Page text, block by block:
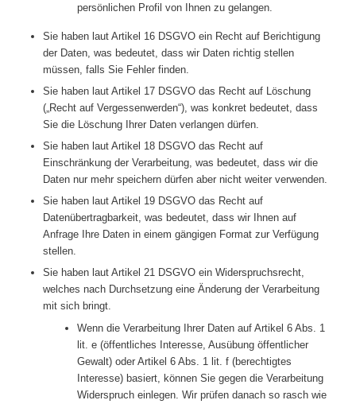
persönlichen Profil von Ihnen zu gelangen.
Sie haben laut Artikel 16 DSGVO ein Recht auf Berichtigung
der Daten, was bedeutet, dass wir Daten richtig stellen
müssen, falls Sie Fehler finden.
Sie haben laut Artikel 17 DSGVO das Recht auf Löschung
(„Recht auf Vergessenwerden“), was konkret bedeutet, dass
Sie die Löschung Ihrer Daten verlangen dürfen.
Sie haben laut Artikel 18 DSGVO das Recht auf
Einschränkung der Verarbeitung, was bedeutet, dass wir die
Daten nur mehr speichern dürfen aber nicht weiter verwenden.
Sie haben laut Artikel 19 DSGVO das Recht auf
Datenübertragbarkeit, was bedeutet, dass wir Ihnen auf
Anfrage Ihre Daten in einem gängigen Format zur Verfügung
stellen.
Sie haben laut Artikel 21 DSGVO ein Widerspruchsrecht,
welches nach Durchsetzung eine Änderung der Verarbeitung
mit sich bringt.
Wenn die Verarbeitung Ihrer Daten auf Artikel 6 Abs. 1
lit. e (öffentliches Interesse, Ausübung öffentlicher
Gewalt) oder Artikel 6 Abs. 1 lit. f (berechtigtes
Interesse) basiert, können Sie gegen die Verarbeitung
Widerspruch einlegen. Wir prüfen danach so rasch wie